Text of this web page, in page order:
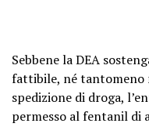
Sebbene la DEA
fattibile, né tantomeno
spedizione di droga,
permesso al fentanil di